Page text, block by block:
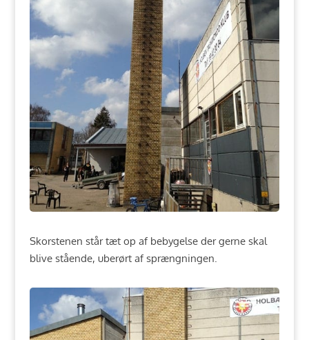
Skorstenen står tæt op af bebygelse der gerne skal
blive stående, uberørt af sprængningen.